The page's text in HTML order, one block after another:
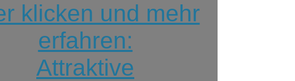
klicken und mehr
erfahren:
Attraktive